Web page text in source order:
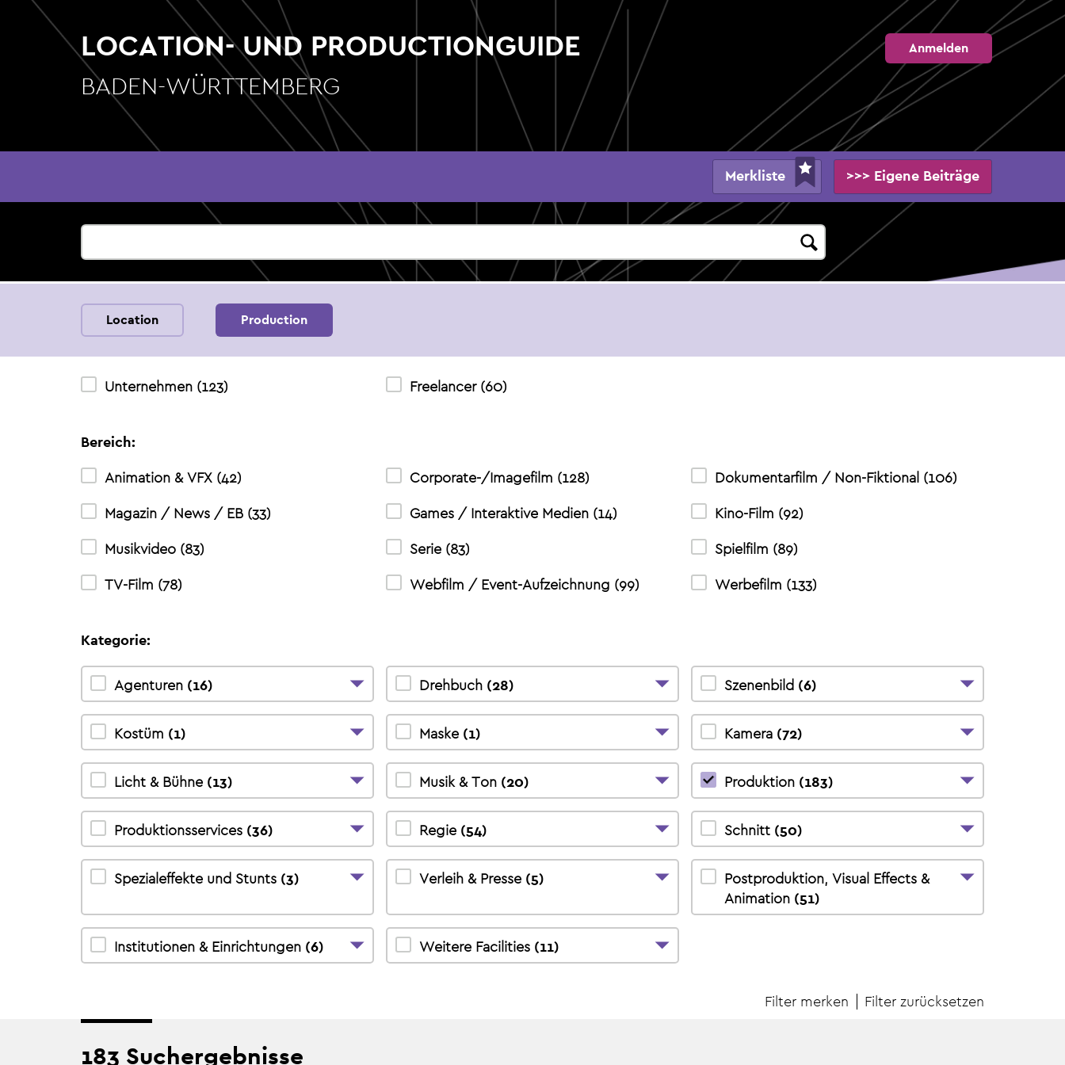
Direkt
LOCATION- UND PRODUCTIONGUIDE
BADEN-WÜRTTEMBERG
Anmelden
>>> Eigene Beiträge
Merkliste
Location Production
Unternehmen (123) Freelancer(60)
Bereich:
Animation & VFX (42) Corporate-/Imagefilm (128) Dokumentarfilm / Non-Fiktional (106)
Magazin / News / EB (33) Games / Interaktive Medien(14) Kino-Film (92)
Musikvideo (83) Serie(83) Spielfilm (89)
TV-Film (78) Webfilm / Event-Aufzeichnung (99) Werbefilm (133)
Kategorie:
Agenturen (16) Drehbuch(28) Szenenbild(6)
Kostüm (1) Maske(1) Kamera(72)
Licht & Bühne (13) Musik & Ton(20) Produktion(183)
Produktionsservices (36) Regie(54) Schnitt(50)
Spezialeffekte und Stunts (3) Verleih & Presse(5)
Postproduktion, Visual Effects &
Animation(51)
Institutionen & Einrichtungen (6) Weitere Facilities(11)
Filter merken Filter zurücksetzen
183 Suchergebnisse